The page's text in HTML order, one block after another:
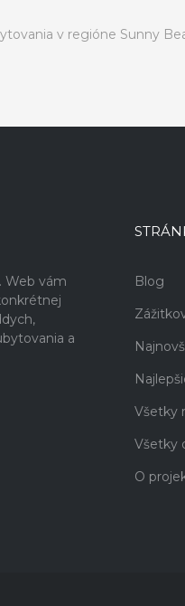
v regióne Sunny
Web vám
a
Blog
Všetky
Všetky
O